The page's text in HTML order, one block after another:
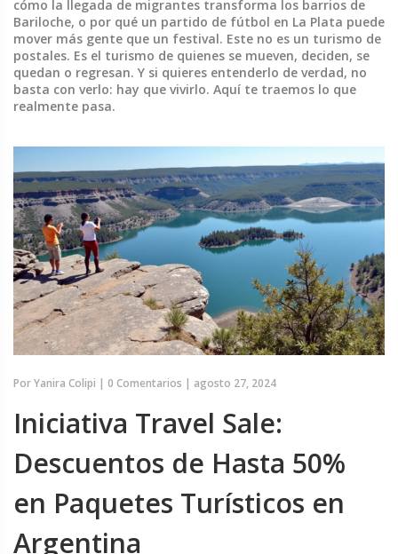
cómo la llegada de migrantes transforma los barrios de
Bariloche, o por qué un partido de fútbol en La Plata puede
mover más gente que un festival. Este no es un turismo de
postales. Es el turismo de quienes se mueven, deciden, se
quedan o regresan. Y si quieres entenderlo de verdad, no
basta con verlo: hay que vivirlo. Aquí te traemos lo que
realmente pasa.
PorYanira Colipi | 0 Comentarios | agosto 27, 2024
Iniciativa Travel Sale:
Descuentos de Hasta 50%
en Paquetes Turísticos en
Argentina